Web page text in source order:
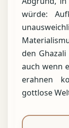
würde:
den
auch wenn
erahnen
gottlose